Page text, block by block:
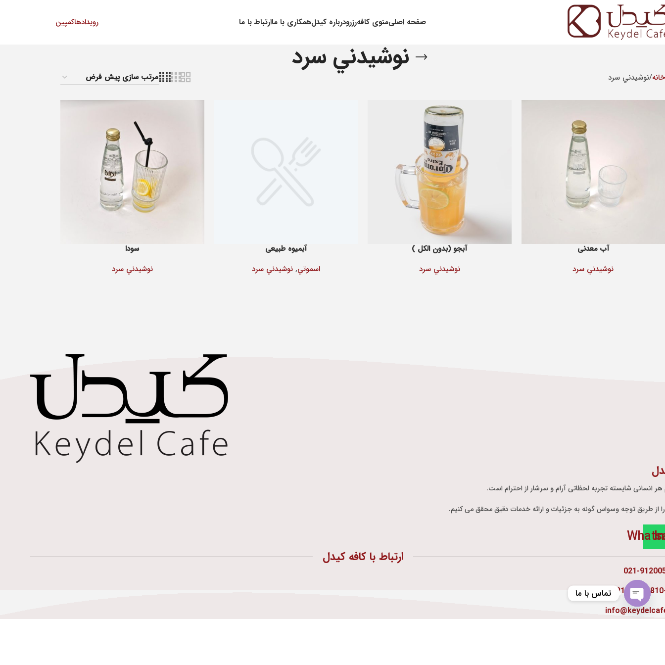
صفحه اصلیمنوی کافهرزرودرباره کیدلهمکاری با ماارتباط با ما رویدادهاکمپین
نوشيدني سرد
خانه نوشيدني سرد
آب معدنی
نوشيدني سرد
آبجو (بدون الکل )
نوشيدني سرد
آبمیوه طبیعی
اسموتي,نوشيدني سرد
سودا
نوشيدني سرد
هر انسانی شایسته تجربه لحظاتی آرام و سرشار از احترام است.
را از طریق توجه وسواس گونه به جزئیات و ارائه خدمات دقیق محقق می کنیم.
ارتباط با کافه کیدل
021-
021- تماس با ما
Open